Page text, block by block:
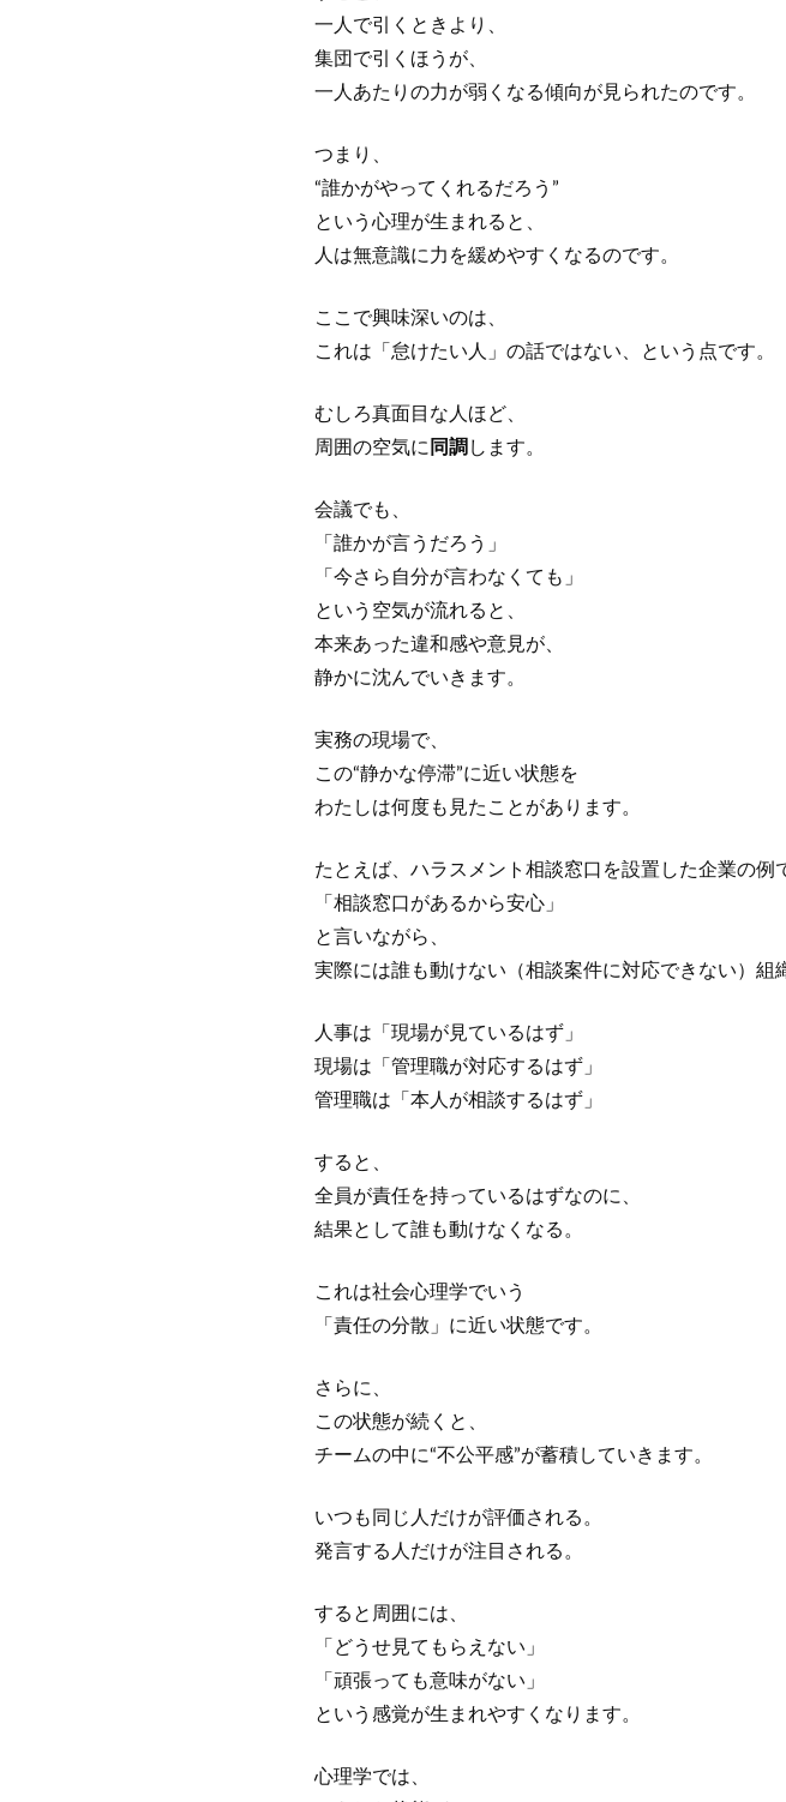
一人で引くときより、
集団で引くほうが、
一人あたりの力が弱くなる傾向が見られたのです。
つまり、
“誰かがやってくれるだろう”
という心理が生まれると、
人は無意識に力を緩めやすくなるのです。
ここで興味深いのは、
これは「怠けたい人」の話ではない、という点です。
むしろ真面目な人ほど、
周囲の空気に 同調 します。
会議でも、
「誰かが言うだろう」
「今さら自分が言わなくても」
という空気が流れると、
本来あった違和感や意見が、
静かに沈んでいきます。
実務の現場で、
この“静かな停滞”に近い状態を
わたしは何度も見たことがあります。
たとえば、ハラスメント相談窓口を設置した企業の例
「相談窓口があるから安心」
と言いながら、
実際には誰も動けない（相談案件に対応できない）組
人事は「現場が見ているはず」
現場は「管理職が対応するはず」
管理職は「本人が相談するはず」
すると、
全員が責任を持っているはずなのに、
結果として誰も動けなくなる。
これは社会心理学でいう
「責任の分散」に近い状態です。
さらに、
この状態が続くと、
チームの中に“不公平感”が蓄積していきます。
いつも同じ人だけが評価される。
発言する人だけが注目される。
すると周囲には、
「どうせ見てもらえない」
「頑張っても意味がない」
という感覚が生まれやすくなります。
心理学では、